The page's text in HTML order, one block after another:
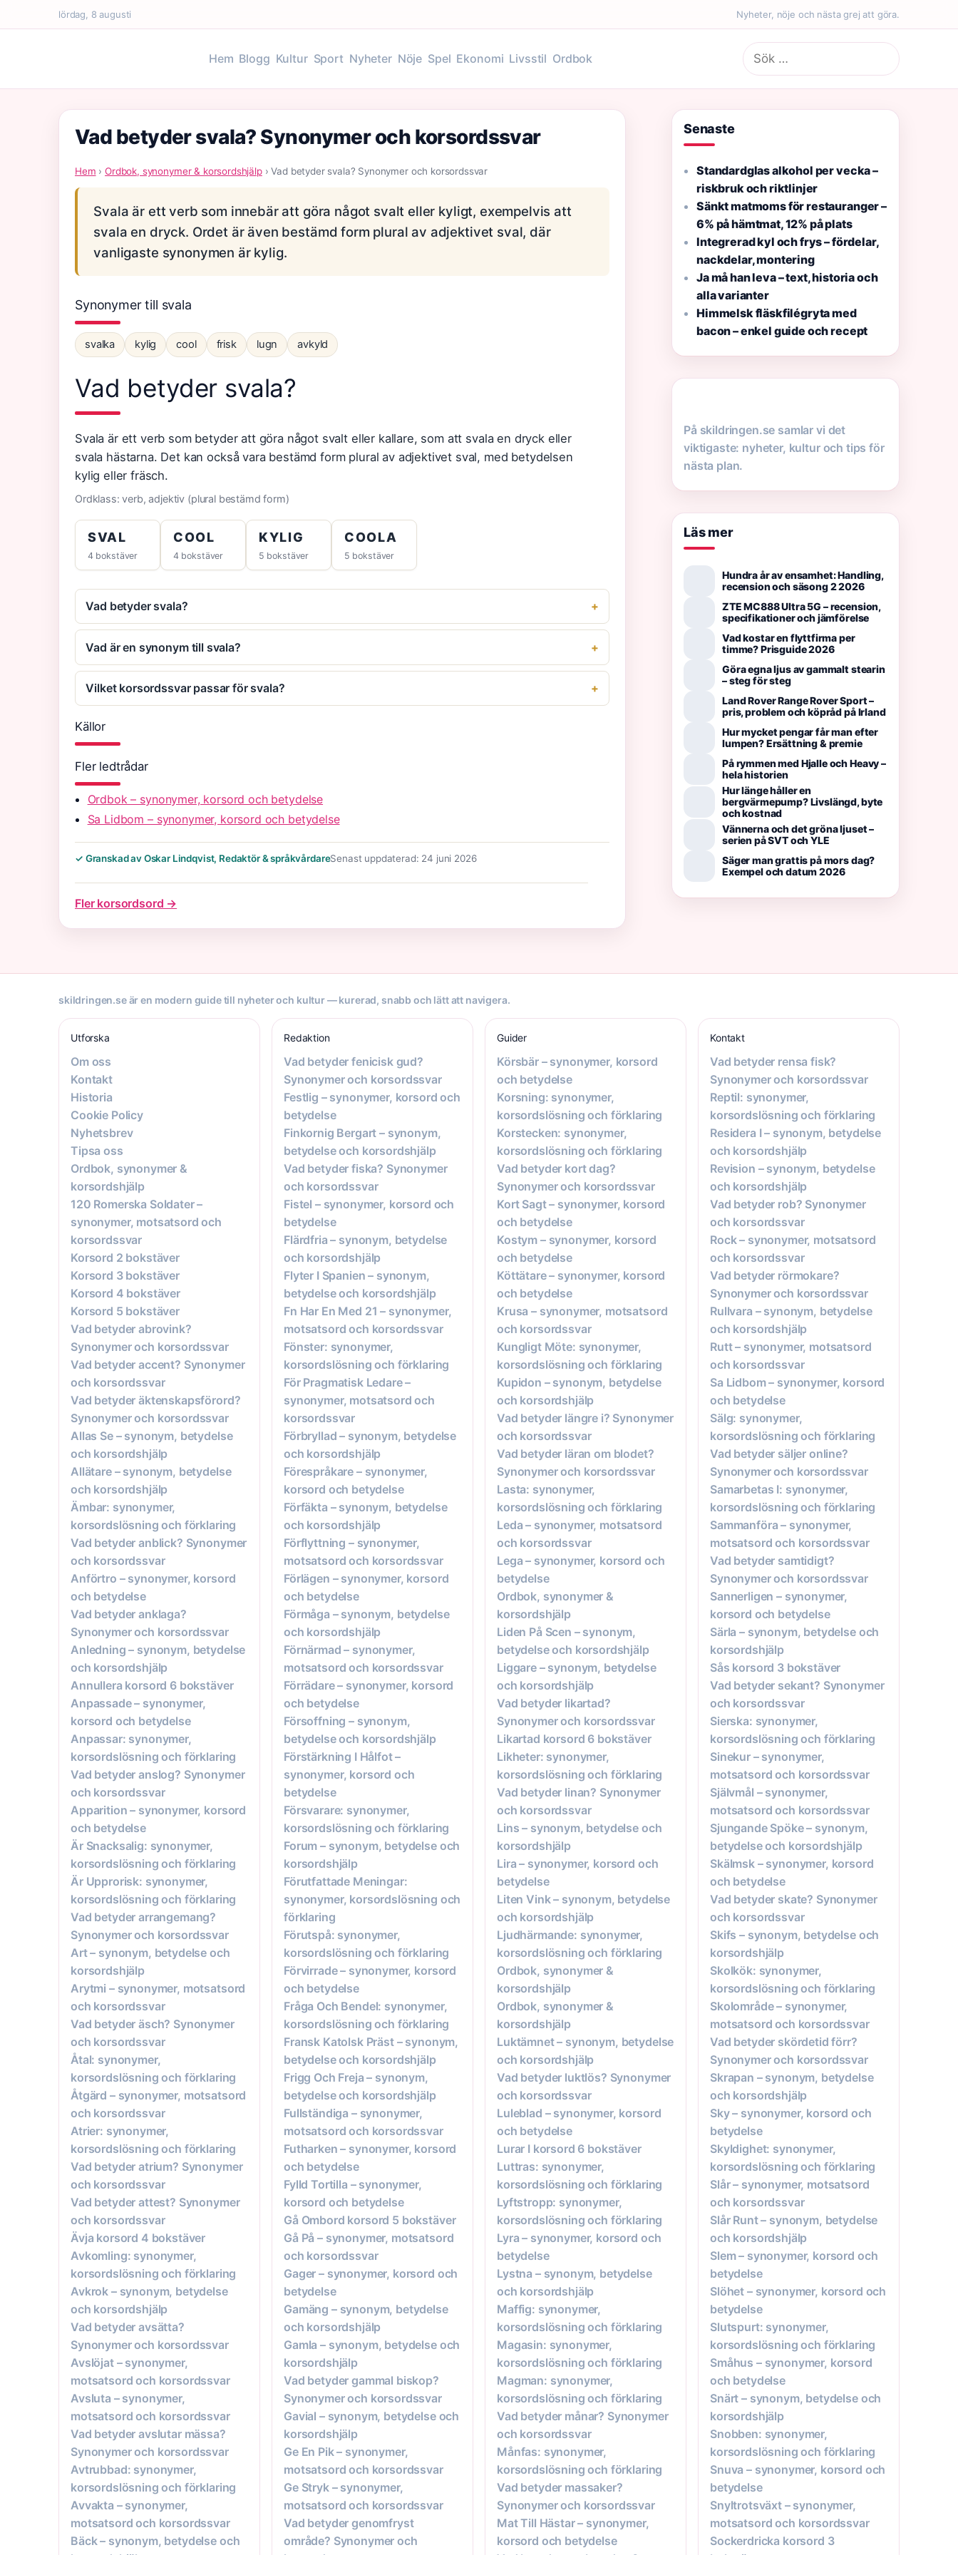
lördag, 8 augusti Nyheter, nöje och nästa grej att göra.
Hem Blogg Kultur Sport Nyheter Nöje Spel Ekonomi Livsstil Ordbok
Sök
efter:
Vad betyder svala? Synonymer och korsordssvar
Hem ›Ordbok, synonymer & korsordshjälp› Vad betyder svala? Synonymer och korsordssvar
Svala är ett verb som innebär att göra något svalt eller kyligt, exempelvis att
svala en dryck. Ordet är även bestämd form plural av adjektivet sval, där
vanligaste synonymen är kylig.
Synonymer till svala
svalka kylig cool frisk lugn avkyld
Vad betyder svala?
Svala är ett verb som betyder att göra något svalt eller kallare, som att svala en dryck eller
svala hästarna. Det kan också vara bestämd form plural av adjektivet sval, med betydelsen
kylig eller fräsch.
Ordklass: verb, adjektiv (plural bestämd form)
SVAL
4 bokstäver
COOL
4 bokstäver
KYLIG
5 bokstäver
COOLA
5 bokstäver
Vad betyder svala?
Vad är en synonym till svala?
Vilket korsordssvar passar för svala?
Källor
Fler ledtrådar
Ordbok – synonymer, korsord och betydelse
Sa Lidbom – synonymer, korsord och betydelse
✓ Granskad av Oskar Lindqvist, Redaktör & språkvårdareSenast uppdaterad: 24 juni 2026
Fler korsordsord →
Senaste
Standardglas alkohol per vecka –
riskbruk och riktlinjer
Sänkt matmoms för restauranger –
6% på hämtmat, 12% på plats
Integrerad kyl och frys – fördelar,
nackdelar, montering
Ja må han leva – text, historia och
alla varianter
Himmelsk fläskfilégryta med
bacon – enkel guide och recept
På skildringen.se samlar vi det
viktigaste: nyheter, kultur och tips för
nästa plan.
Läs mer
Hundra år av ensamhet: Handling,
recension och säsong 2 2026
ZTE MC888 Ultra 5G – recension,
specifikationer och jämförelse
Vad kostar en flyttfirma per
timme? Prisguide 2026
Göra egna ljus av gammalt stearin
– steg för steg
Land Rover Range Rover Sport –
pris, problem och köpråd på Irland
Hur mycket pengar får man efter
lumpen? Ersättning & premie
På rymmen med Hjalle och Heavy –
hela historien
Hur länge håller en
bergvärmepump? Livslängd, byte
och kostnad
Vännerna och det gröna ljuset –
serien på SVT och YLE
Säger man grattis på mors dag?
Exempel och datum 2026
skildringen.se är en modern guide till nyheter och kultur — kurerad, snabb och lätt att navigera.
Utforska
Om oss
Kontakt
Historia
Cookie Policy
Nyhetsbrev
Tipsa oss
Ordbok, synonymer &
korsordshjälp
120 Romerska Soldater –
synonymer, motsatsord och
korsordssvar
Korsord 2 bokstäver
Korsord 3 bokstäver
Korsord 4 bokstäver
Korsord 5 bokstäver
Vad betyder abrovink?
Synonymer och korsordssvar
Vad betyder accent? Synonymer
och korsordssvar
Vad betyder äktenskapsförord?
Synonymer och korsordssvar
Allas Se – synonym, betydelse
och korsordshjälp
Allätare – synonym, betydelse
och korsordshjälp
Ämbar: synonymer,
korsordslösning och förklaring
Vad betyder anblick? Synonymer
och korsordssvar
Anförtro – synonymer, korsord
och betydelse
Vad betyder anklaga?
Synonymer och korsordssvar
Anledning – synonym, betydelse
och korsordshjälp
Annullera korsord 6 bokstäver
Anpassade – synonymer,
korsord och betydelse
Anpassar: synonymer,
korsordslösning och förklaring
Vad betyder anslog? Synonymer
och korsordssvar
Apparition – synonymer, korsord
och betydelse
Är Snacksalig: synonymer,
korsordslösning och förklaring
Är Upprorisk: synonymer,
korsordslösning och förklaring
Vad betyder arrangemang?
Synonymer och korsordssvar
Art – synonym, betydelse och
korsordshjälp
Arytmi – synonymer, motsatsord
och korsordssvar
Vad betyder äsch? Synonymer
och korsordssvar
Åtal: synonymer,
korsordslösning och förklaring
Åtgärd – synonymer, motsatsord
och korsordssvar
Atrier: synonymer,
korsordslösning och förklaring
Vad betyder atrium? Synonymer
och korsordssvar
Vad betyder attest? Synonymer
och korsordssvar
Ävja korsord 4 bokstäver
Avkomling: synonymer,
korsordslösning och förklaring
Avkrok – synonym, betydelse
och korsordshjälp
Vad betyder avsätta?
Synonymer och korsordssvar
Avslöjat – synonymer,
motsatsord och korsordssvar
Avsluta – synonymer,
motsatsord och korsordssvar
Vad betyder avslutar mässa?
Synonymer och korsordssvar
Avtrubbad: synonymer,
korsordslösning och förklaring
Avvakta – synonymer,
motsatsord och korsordssvar
Bäck – synonym, betydelse och
Redaktion
Vad betyder fenicisk gud?
Synonymer och korsordssvar
Festlig – synonymer, korsord och
betydelse
Finkornig Bergart – synonym,
betydelse och korsordshjälp
Vad betyder fiska? Synonymer
och korsordssvar
Fistel – synonymer, korsord och
betydelse
Flärdfria – synonym, betydelse
och korsordshjälp
Flyter I Spanien – synonym,
betydelse och korsordshjälp
Fn Har En Med 21 – synonymer,
motsatsord och korsordssvar
Fönster: synonymer,
korsordslösning och förklaring
För Pragmatisk Ledare –
synonymer, motsatsord och
korsordssvar
Förbryllad – synonym, betydelse
och korsordshjälp
Förespråkare – synonymer,
korsord och betydelse
Förfäkta – synonym, betydelse
och korsordshjälp
Förflyttning – synonymer,
motsatsord och korsordssvar
Förlägen – synonymer, korsord
och betydelse
Förmåga – synonym, betydelse
och korsordshjälp
Förnärmad – synonymer,
motsatsord och korsordssvar
Förrädare – synonymer, korsord
och betydelse
Försoffning – synonym,
betydelse och korsordshjälp
Förstärkning I Hålfot –
synonymer, korsord och
betydelse
Försvarare: synonymer,
korsordslösning och förklaring
Forum – synonym, betydelse och
korsordshjälp
Förutfattade Meningar:
synonymer, korsordslösning och
förklaring
Förutspå: synonymer,
korsordslösning och förklaring
Förvirrade – synonymer, korsord
och betydelse
Fråga Och Bendel: synonymer,
korsordslösning och förklaring
Fransk Katolsk Präst – synonym,
betydelse och korsordshjälp
Frigg Och Freja – synonym,
betydelse och korsordshjälp
Fullständiga – synonymer,
motsatsord och korsordssvar
Futharken – synonymer, korsord
och betydelse
Fylld Tortilla – synonymer,
korsord och betydelse
Gå Ombord korsord 5 bokstäver
Gå På – synonymer, motsatsord
och korsordssvar
Gager – synonymer, korsord och
betydelse
Gamäng – synonym, betydelse
och korsordshjälp
Gamla – synonym, betydelse och
korsordshjälp
Vad betyder gammal biskop?
Synonymer och korsordssvar
Gavial – synonym, betydelse och
korsordshjälp
Ge En Pik – synonymer,
motsatsord och korsordssvar
Ge Stryk – synonymer,
motsatsord och korsordssvar
Vad betyder genomfryst
område? Synonymer och
Guider
Körsbär – synonymer, korsord
och betydelse
Korsning: synonymer,
korsordslösning och förklaring
Korstecken: synonymer,
korsordslösning och förklaring
Vad betyder kort dag?
Synonymer och korsordssvar
Kort Sagt – synonymer, korsord
och betydelse
Kostym – synonymer, korsord
och betydelse
Köttätare – synonymer, korsord
och betydelse
Krusa – synonymer, motsatsord
och korsordssvar
Kungligt Möte: synonymer,
korsordslösning och förklaring
Kupidon – synonym, betydelse
och korsordshjälp
Vad betyder längre i? Synonymer
och korsordssvar
Vad betyder läran om blodet?
Synonymer och korsordssvar
Lasta: synonymer,
korsordslösning och förklaring
Leda – synonymer, motsatsord
och korsordssvar
Lega – synonymer, korsord och
betydelse
Ordbok, synonymer &
korsordshjälp
Liden På Scen – synonym,
betydelse och korsordshjälp
Liggare – synonym, betydelse
och korsordshjälp
Vad betyder likartad?
Synonymer och korsordssvar
Likartad korsord 6 bokstäver
Likheter: synonymer,
korsordslösning och förklaring
Vad betyder linan? Synonymer
och korsordssvar
Lins – synonym, betydelse och
korsordshjälp
Lira – synonymer, korsord och
betydelse
Liten Vink – synonym, betydelse
och korsordshjälp
Ljudhärmande: synonymer,
korsordslösning och förklaring
Ordbok, synonymer &
korsordshjälp
Ordbok, synonymer &
korsordshjälp
Luktämnet – synonym, betydelse
och korsordshjälp
Vad betyder luktlös? Synonymer
och korsordssvar
Luleblad – synonymer, korsord
och betydelse
Lurar I korsord 6 bokstäver
Luttras: synonymer,
korsordslösning och förklaring
Lyftstropp: synonymer,
korsordslösning och förklaring
Lyra – synonymer, korsord och
betydelse
Lystna – synonym, betydelse
och korsordshjälp
Maffig: synonymer,
korsordslösning och förklaring
Magasin: synonymer,
korsordslösning och förklaring
Magman: synonymer,
korsordslösning och förklaring
Vad betyder månar? Synonymer
och korsordssvar
Månfas: synonymer,
korsordslösning och förklaring
Vad betyder massaker?
Synonymer och korsordssvar
Mat Till Hästar – synonymer,
korsord och betydelse
Kontakt
Vad betyder rensa fisk?
Synonymer och korsordssvar
Reptil: synonymer,
korsordslösning och förklaring
Residera I – synonym, betydelse
och korsordshjälp
Revision – synonym, betydelse
och korsordshjälp
Vad betyder rob? Synonymer
och korsordssvar
Rock – synonymer, motsatsord
och korsordssvar
Vad betyder rörmokare?
Synonymer och korsordssvar
Rullvara – synonym, betydelse
och korsordshjälp
Rutt – synonymer, motsatsord
och korsordssvar
Sa Lidbom – synonymer, korsord
och betydelse
Sälg: synonymer,
korsordslösning och förklaring
Vad betyder säljer online?
Synonymer och korsordssvar
Samarbetas I: synonymer,
korsordslösning och förklaring
Sammanföra – synonymer,
motsatsord och korsordssvar
Vad betyder samtidigt?
Synonymer och korsordssvar
Sannerligen – synonymer,
korsord och betydelse
Särla – synonym, betydelse och
korsordshjälp
Sås korsord 3 bokstäver
Vad betyder sekant? Synonymer
och korsordssvar
Sierska: synonymer,
korsordslösning och förklaring
Sinekur – synonymer,
motsatsord och korsordssvar
Självmål – synonymer,
motsatsord och korsordssvar
Sjungande Spöke – synonym,
betydelse och korsordshjälp
Skälmsk – synonymer, korsord
och betydelse
Vad betyder skate? Synonymer
och korsordssvar
Skifs – synonym, betydelse och
korsordshjälp
Skolkök: synonymer,
korsordslösning och förklaring
Skolområde – synonymer,
motsatsord och korsordssvar
Vad betyder skördetid förr?
Synonymer och korsordssvar
Skrapan – synonym, betydelse
och korsordshjälp
Sky – synonymer, korsord och
betydelse
Skyldighet: synonymer,
korsordslösning och förklaring
Slår – synonymer, motsatsord
och korsordssvar
Slår Runt – synonym, betydelse
och korsordshjälp
Slem – synonymer, korsord och
betydelse
Slöhet – synonymer, korsord och
betydelse
Slutspurt: synonymer,
korsordslösning och förklaring
Småhus – synonymer, korsord
och betydelse
Snärt – synonym, betydelse och
korsordshjälp
Snobben: synonymer,
korsordslösning och förklaring
Snuva – synonymer, korsord och
betydelse
Snyltrotsväxt – synonymer,
motsatsord och korsordssvar
Sockerdricka korsord 3